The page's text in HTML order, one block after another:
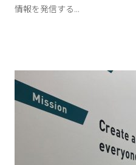
情報を発信する...